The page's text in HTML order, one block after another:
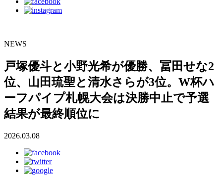
NEWS
戸塚優斗と小野光希が優勝、冨田せな2
位、山田琉聖と清水さらが3位。W杯ハ
ーフパイプ札幌大会は決勝中止で予選
結果が最終順位に
2026.03.08